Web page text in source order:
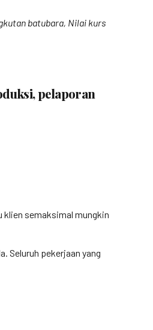
batubara, Nilai kurs
pelaporan
klien semaksimal mungkin
Seluruh pekerjaan yang